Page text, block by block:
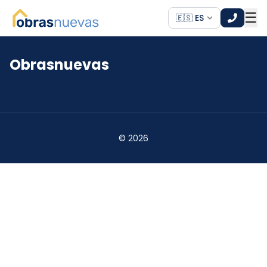
🇪🇸 ES ☰
*
Obrasnuevas
© 2026